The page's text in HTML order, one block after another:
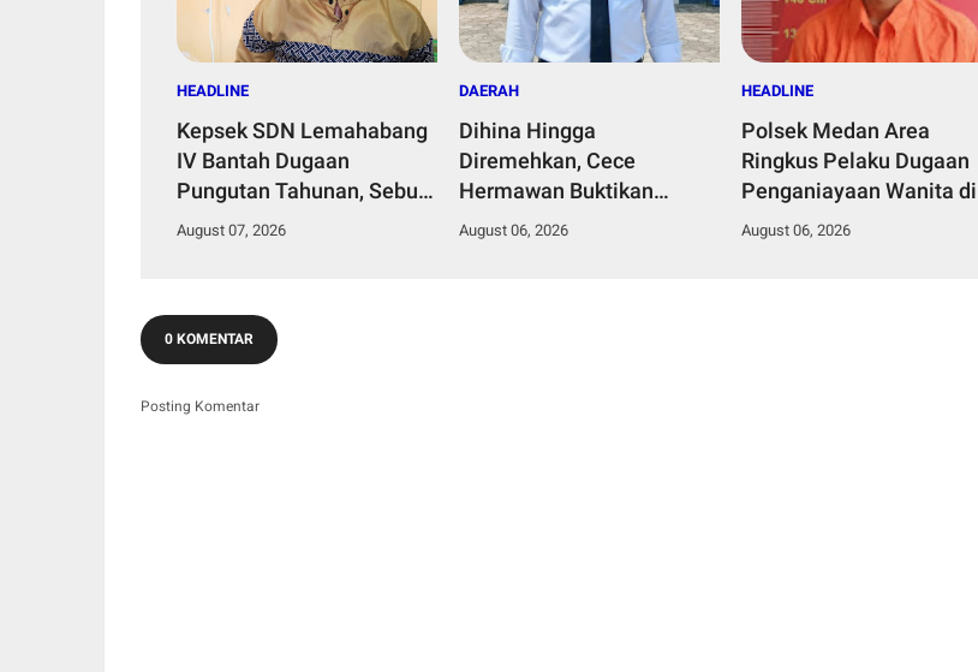
HEADLINE
Kepsek SDN Lemahabang
IV Bantah Dugaan
Pungutan Tahunan, Sebut
Dana Perbaikan Jalan
August 07, 2026
DAERAH
Dihina Hingga
Diremehkan, Cece
Hermawan Buktikan
Kepemimpinan Humanis
August 06, 2026
HEADLINE
Polsek Medan Area
Ringkus Pelaku Dugaan
Penganiayaan Wanita di
Depan SPBU Jalan Denai,
August 06, 2026
0 KOMENTAR
Posting Komentar